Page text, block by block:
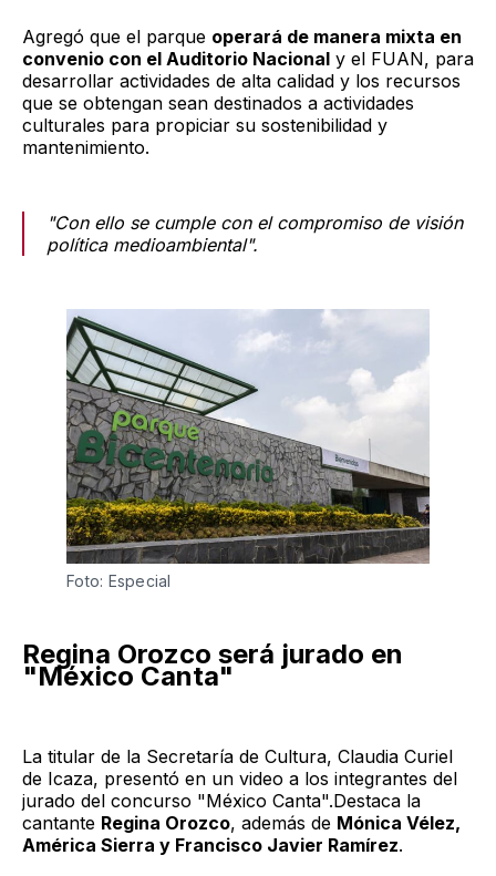
Agregó que el parque operará de manera mixta en
convenio con el Auditorio Nacional y el FUAN, para
desarrollar actividades de alta calidad y los recursos
que se obtengan sean destinados a actividades
culturales para propiciar su sostenibilidad y
mantenimiento.
"Con ello se cumple con el compromiso de visión
política medioambiental".
Foto: Especial
Regina Orozco será jurado en
"México Canta"
La titular de la Secretaría de Cultura, Claudia Curiel
de Icaza, presentó en un video a los integrantes del
jurado del concurso "México Canta".Destaca la
cantante Regina Orozco, además de Mónica Vélez,
América Sierra y Francisco Javier Ramírez.